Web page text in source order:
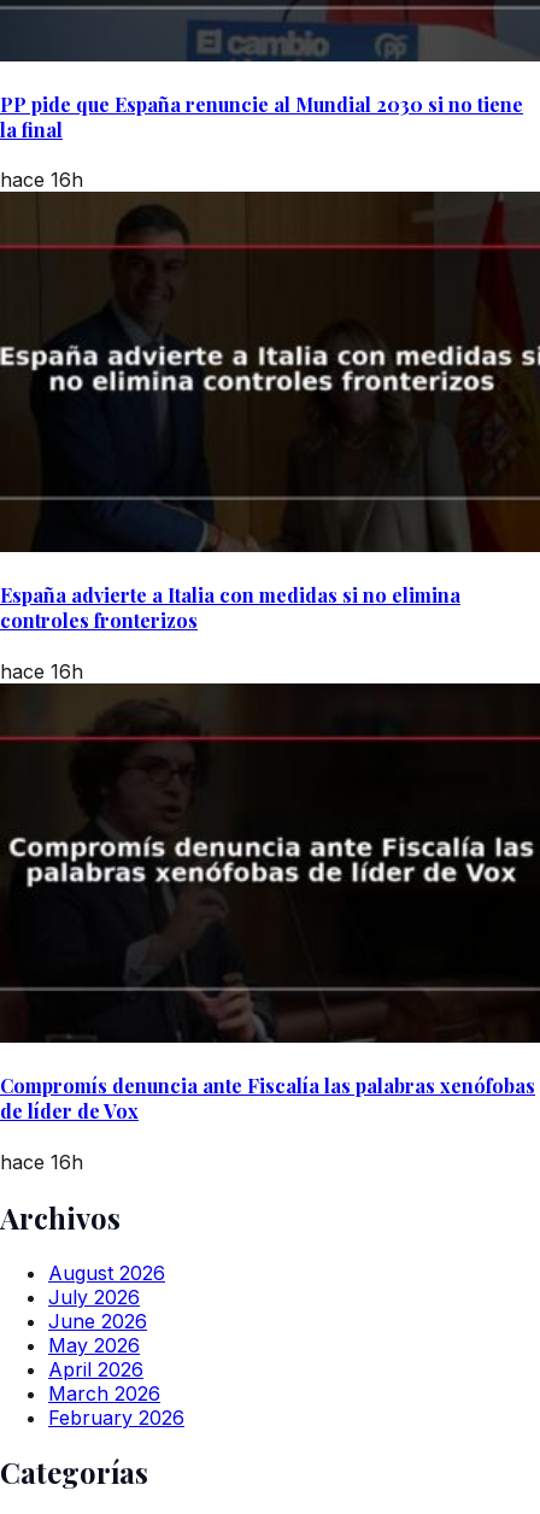
PP pide que España renuncie al Mundial 2030 si no tiene
la final
hace 16h
España advierte a Italia con medidas si no elimina
controles fronterizos
hace 16h
Compromís denuncia ante Fiscalía las palabras xenófobas
de líder de Vox
hace 16h
Archivos
August 2026
July 2026
June 2026
May 2026
April 2026
March 2026
February 2026
Categorías